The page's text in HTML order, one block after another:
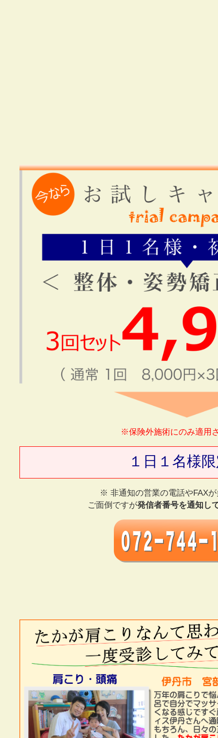
※保険外施術にのみ適用
１日１名様
※ 非通知の営業の電話やFAX
ご面倒ですが発信者番号を通知し